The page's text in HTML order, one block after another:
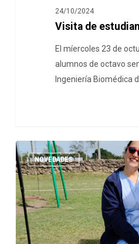
24/10/2024
Visita de
El míercoles 23 de
alumnos de octavo
Ingeniería Biomédica
NOVEDADES